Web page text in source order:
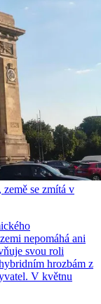
se zmítá v
nepomáhá ani
svou roli
hrozbám z
V květnu